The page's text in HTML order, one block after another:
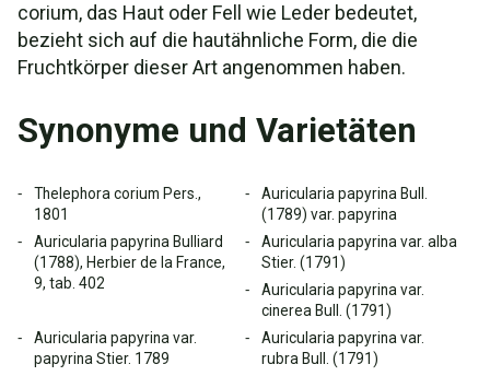
corium, das Haut oder Fell wie Leder bedeutet,
bezieht sich auf die hautähnliche Form, die die
Fruchtkörper dieser Art angenommen haben.
Synonyme und Varietäten
Thelephora corium Pers.,
1801
Auricularia papyrina Bull.
(1789) var. papyrina
Auricularia papyrina Bulliard
(1788), Herbier de la France,
9, tab. 402
Auricularia papyrina var. alba
Stier. (1791)
Auricularia papyrina var.
cinerea Bull. (1791)
Auricularia papyrina var.
papyrina Stier. 1789
Auricularia papyrina var.
rubra Bull. (1791)